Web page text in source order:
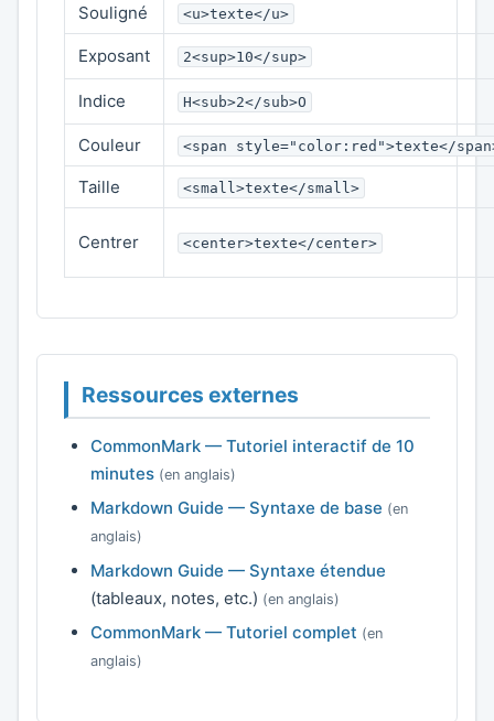
Souligné
<u>texte</u>
Exposant 2<sup>10</sup>
Indice H<sub>2</sub>O
Couleur <span style="color:red">texte</
Taille <small>texte</small>
Centrer <center>texte</center>
Ressources externes
CommonMark — Tutoriel interactif de 10
minutes (en anglais)
Markdown Guide — Syntaxe de base (en
anglais)
Markdown Guide — Syntaxe étendue
(tableaux, notes, etc.) (en anglais)
CommonMark — Tutoriel complet (en
anglais)